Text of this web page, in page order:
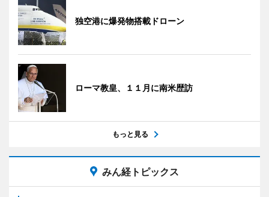
独空港に爆発物搭載ドローン
ローマ教皇、１１月に南米歴訪
もっと見る
みん経トピックス